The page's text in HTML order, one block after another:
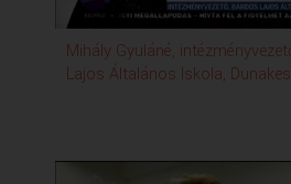
Mihály Gyuláné,
Lajos Általános Iskola,